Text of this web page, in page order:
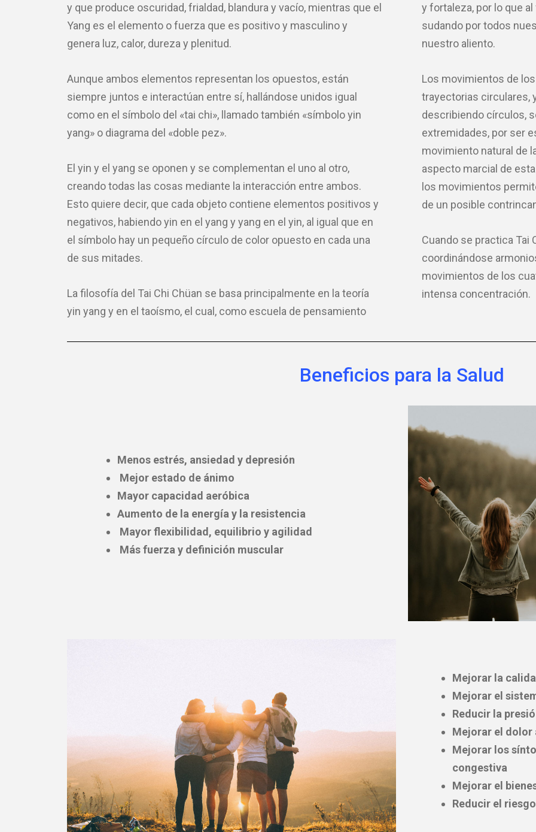
y que produce oscuridad, frialdad, blandura y vacío, mientras que el
Yang es el elemento o fuerza que es positivo y masculino y
genera luz, calor, dureza y plenitud.
Aunque ambos elementos representan los opuestos, están
siempre juntos e interactúan entre sí, hallándose unidos igual
como en el símbolo del «tai chi», llamado también «símbolo yin
yang» o diagrama del «doble pez».
El yin y el yang se oponen y se complementan el uno al otro,
creando todas las cosas mediante la interacción entre ambos.
Esto quiere decir, que cada objeto contiene elementos positivos y
negativos, habiendo yin en el yang y yang en el yin, al igual que en
el símbolo hay un pequeño círculo de color opuesto en cada una
de sus mitades.
La filosofía del Tai Chi Chüan se basa principalmente en la teoría
yin yang y en el taoísmo, el cual, como escuela de pensamiento
y fortaleza, por lo que
sudando por todos
nuestro aliento.
Los movimientos de
trayectorias circulares,
describiendo círculos,
extremidades, por ser
movimiento natural de
aspecto marcial de
los movimientos
de un posible
Cuando se practica Tai
coordinándose
movimientos de los
intensa concentración.
Beneficios para la Salud
Menos estrés, ansiedad y depresión
Mejor estado de ánimo
Mayor capacidad aeróbica
Aumento de la energía y la resistencia
Mayor flexibilidad, equilibrio y agilidad
Más fuerza y definición muscular
Mejorar la
Mejorar el
Reducir la
Mejorar el
Mejorar los
congestiva
Mejorar el
Reducir el